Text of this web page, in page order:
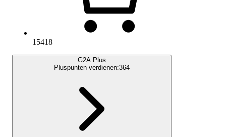
15418
G2A Plus
Pluspunten verdienen:364